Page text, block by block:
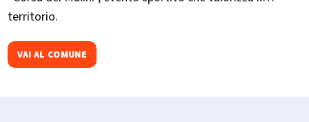
territorio.
VAI AL COMUNE